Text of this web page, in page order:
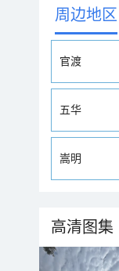
周边地区
官渡
五华
嵩明
高清图集